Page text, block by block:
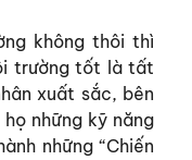
không thôi thì
trường tốt là tất
xuất sắc, bên
những kỹ năng
những “Chiến